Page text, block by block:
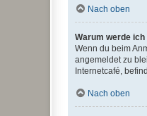
Nach oben
Warum werde
Wenn du beim
angemeldet zu
Internetcafé,
Nach oben